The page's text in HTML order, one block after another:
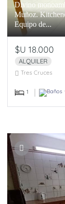
Divino
Muñoz.
Equipo de...
$U 18.000
ALQUILER
Tres Cruces
1